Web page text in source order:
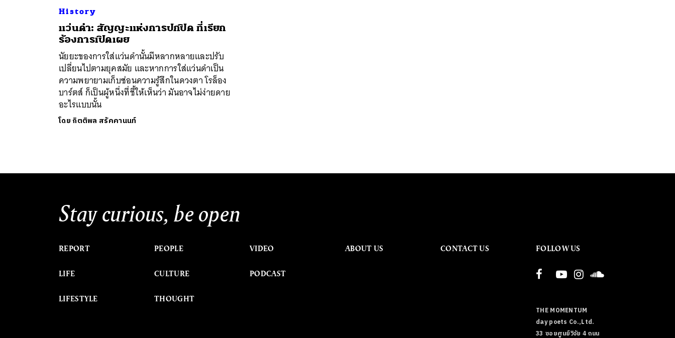
History
แว่นดำ: สัญญะแห่งการปกปิด ที่เรียก
ร้องการเปิดเผย
นัยยะของการใส่แว่นดำนั้นมีหลากหลายและปรับ
เปลี่ยนไปตามยุคสมัย และหากการใส่แว่นดำเป็น
ความพยายามเก็บซ่อนความรู้สึกในดวงตา โรล็อง
บาร์ตส์ ก็เป็นผู้หนึ่งที่ชี้ให้เห็นว่า มันอาจไม่ง่ายดาย
อะไรแบบนั้น
โดย กิตติพล สรัคคานนท์
Stay curious, be open
REPORT
LIFE
LIFESTYLE
PEOPLE
CULTURE
THOUGHT
VIDEO
PODCAST
ABOUT US CONTACT US FOLLOW US
THE MOMENTUM
day poets Co.,Ltd.
33 ซอยศูนย์วิจัย 4 ถนน